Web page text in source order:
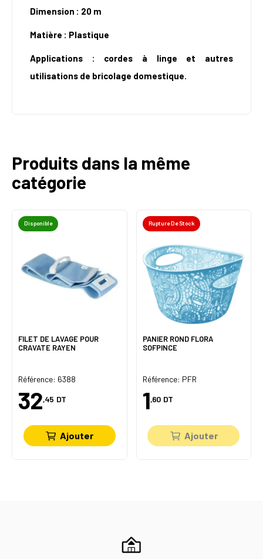
Dimension : 20 m
Matière : Plastique
Applications : cordes à linge et autres
utilisations de bricolage domestique.
Produits dans la même
catégorie
Disponible
FILET DE LAVAGE POUR
CRAVATE RAYEN
Référence: 6388
32,45 DT
Ajouter
Rupture De Stock
PANIER ROND FLORA
SOFPINCE
Référence: PFR
1,60 DT
Ajouter